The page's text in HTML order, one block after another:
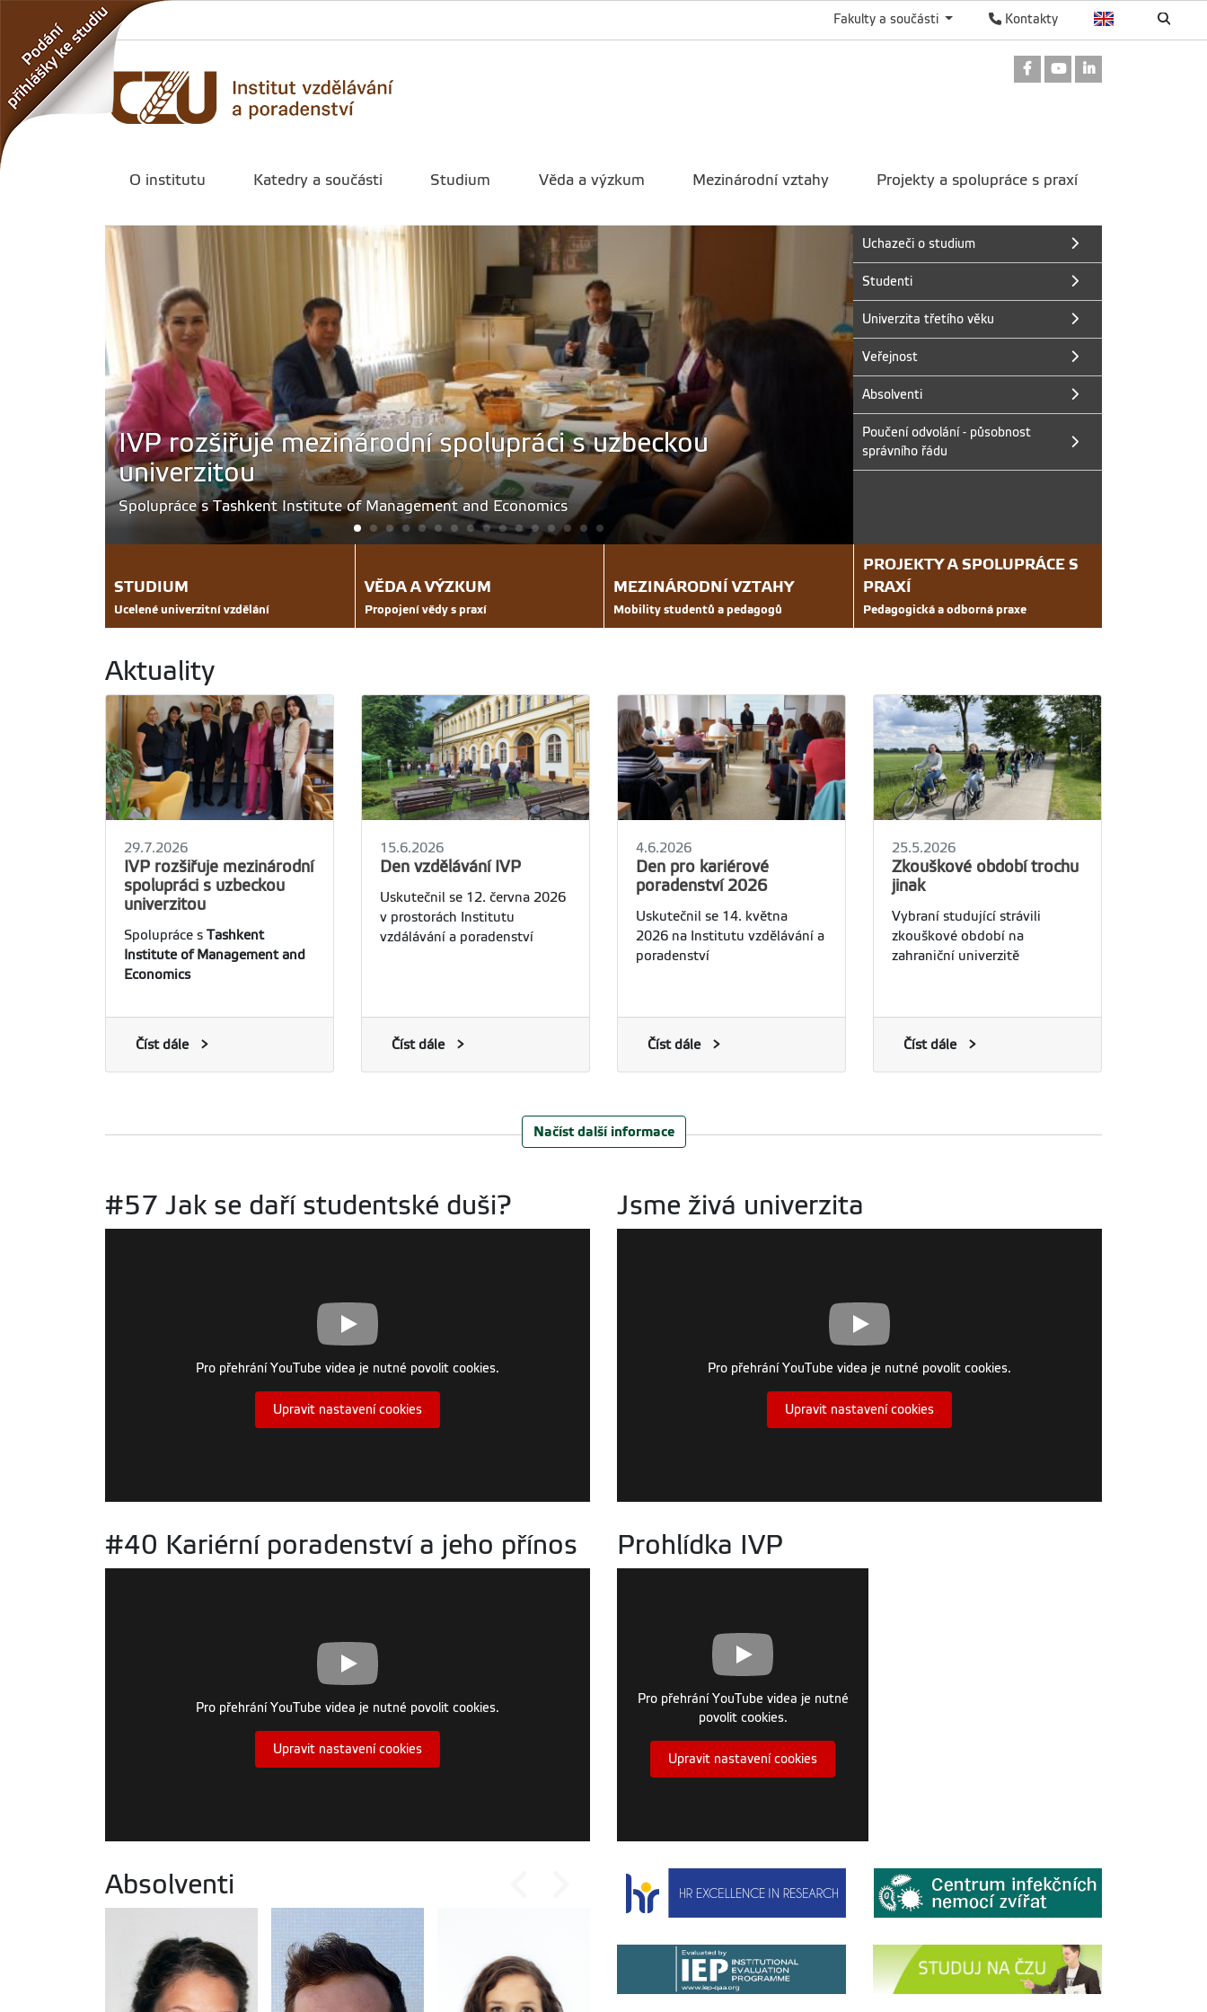
Kontakty
Fakulty a součásti
Odkaz na Facebook
Odkaz na Youtube
O institutu Katedry a součásti Studium Věda a výzkum Mezinárodní vztahy Projekty a spolupráce s praxí
Den vzdělávání IVP
Uskutečnil se 12. června 2026 v prostorách Institutu vzdálávání a poradenství
Zkouškové období trochu
Uchazeči o studium
Studenti
Univerzita třetího věku
Veřejnost
Absolventi
Poučení odvolání - působnost
správního řádu
STUDIUM
Ucelené univerzitní vzdělání
VĚDA A VÝZKUM
Propojení vědy s praxí
MEZINÁRODNÍ VZTAHY
Mobility studentů a pedagogů
PROJEKTY A SPOLUPRÁCE S
PRAXÍ
Pedagogická a odborná praxe
Aktuality
29.7.2026
IVP rozšiřuje mezinárodní
spolupráci s uzbeckou
univerzitou
Spolupráce s Tashkent
Institute of Management and
Economics
Číst dále
15.6.2026
Den vzdělávání IVP
Uskutečnil se 12. června 2026
v prostorách Institutu
vzdálávání a poradenství
Číst dále
4.6.2026
Den pro kariérové
poradenství 2026
Uskutečnil se 14. května
2026 na Institutu vzdělávání a
poradenství
Číst dále
25.5.2026
Zkouškové období trochu
jinak
Vybraní studující strávili
zkouškové období na
zahraniční univerzitě
Číst dále
Načíst další informace
#57 Jak se daří studentské duši?
Pro přehrání YouTube videa je nutné povolit cookies.
Upravit nastavení cookies
#40 Kariérní poradenství a jeho přínos
Pro přehrání YouTube videa je nutné povolit cookies.
Upravit nastavení cookies
Absolventi
Jsme živá univerzita
Pro přehrání YouTube videa je nutné povolit cookies.
Upravit nastavení cookies
Prohlídka IVP
Pro přehrání YouTube videa je nutné
povolit cookies.
Upravit nastavení cookies